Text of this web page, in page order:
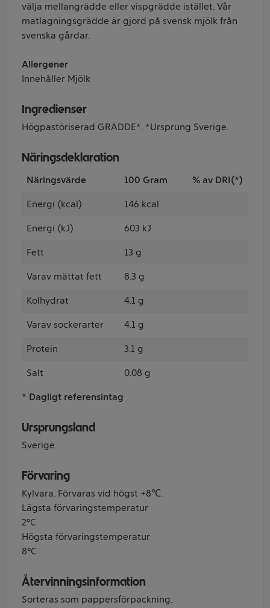
välja mellangrädde eller vispgrädde istället. Vår
matlagningsgrädde är gjord på svensk mjölk från
svenska gårdar.
Allergener
Innehåller Mjölk
Ingredienser
Högpastöriserad GRÄDDE*. *Ursprung Sverige.
Näringsdeklaration
Näringsvärde 100 Gram % av DRI(*)
Energi (kcal) 146 kcal
Energi (kJ) 603 kJ
Fett 13 g
Varav mättat fett 8.3 g
Kolhydrat 4.1 g
Varav sockerarter 4.1 g
Protein 3.1 g
Salt 0.08 g
* Dagligt referensintag
Ursprungsland
Sverige
Förvaring
Kylvara. Förvaras vid högst +8℃.
Lägsta förvaringstemperatur
2°C
Högsta förvaringstemperatur
8°C
Återvinningsinformation
Sorteras som pappersförpackning.